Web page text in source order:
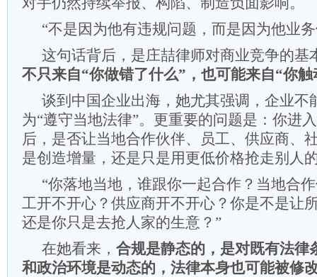
“不是因为他有违规问题，而是因为他业
这句话背后，是庄喆律师对商业竞争的基
不只来自“你做错了什么”，也可能来自“你
谈到中国企业出海，她尤其强调，企业不
为“遵守当地法律”。更重要的问题是：你进
后，是否让当地合作伙伴、员工、供应商、
是创造增量，还是只是用更低价格抢走别人
“你落地当地，谁跟你一起合作？当地合
工开不开心？供应商开不开心？你是不是让
还是你只是去抢人家的生意？”
在她看来， 合规是静态的，是对既有法律
和政治环境是动态的，法律本身也可能被修